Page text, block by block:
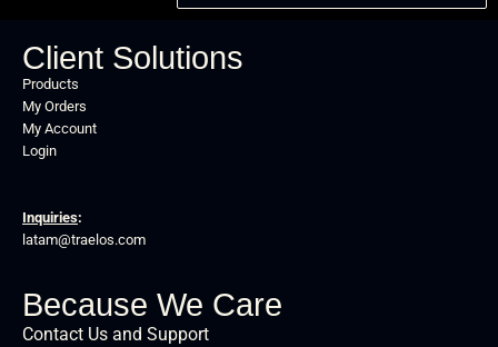
Client Solutions
Products
My Orders
My Account
Login
Inquiries:
latam@traelos.com
Because We Care
Contact Us and Support